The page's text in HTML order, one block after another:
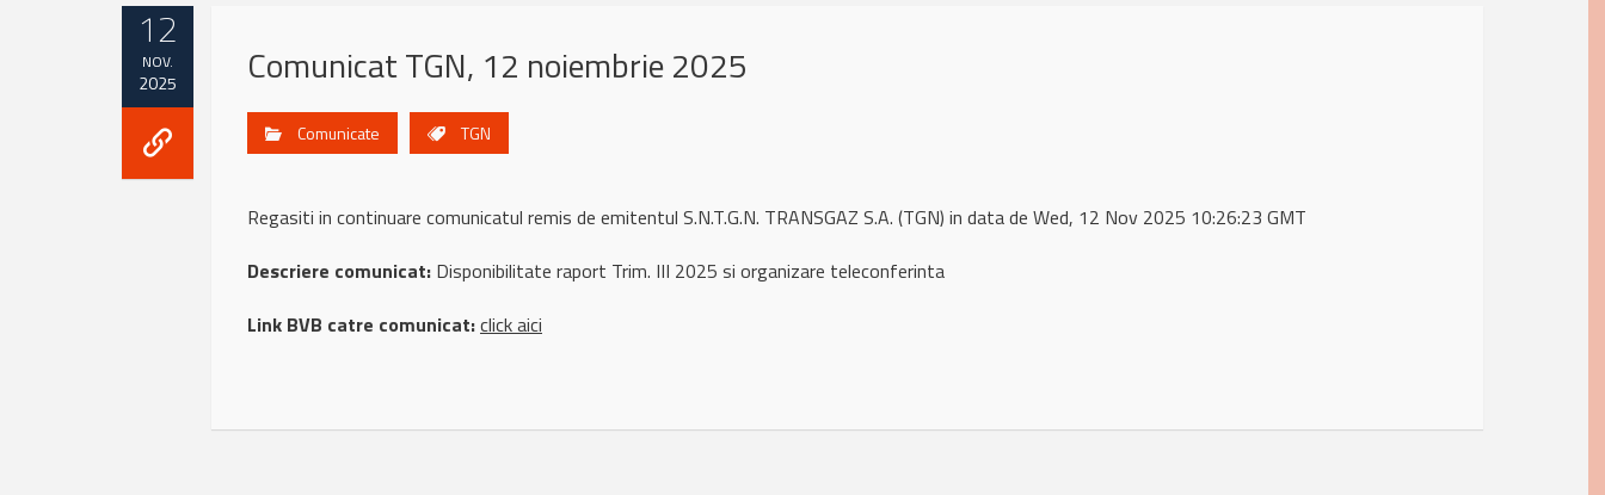
12
NOV.
2025 Comunicat TGN, 12 noiembrie 2025
Comunicate TGN
Regasiti in continuare comunicatul remis de emitentul S.N.T.G.N. TRANSGAZ S.A. (TGN) in data de Wed, 12 Nov 2025 10:26:23 GMT
Descriere comunicat: Disponibilitate raport Trim. III 2025 si organizare teleconferinta
Link BVB catre comunicat:click aici